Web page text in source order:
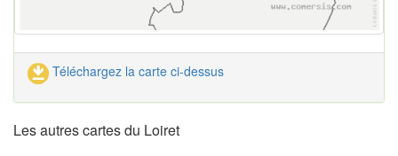
Téléchargez la carte ci-dessus
Les autres cartes du Loiret